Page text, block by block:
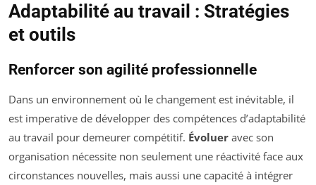
Adaptabilité au travail : Stratégies
et outils
Renforcer son agilité professionnelle
Dans un environnement où le changement est inévitable, il
est imperative de développer des compétences d’adaptabilité
au travail pour demeurer compétitif. Évoluer avec son
organisation nécessite non seulement une réactivité face aux
circonstances nouvelles, mais aussi une capacité à intégrer